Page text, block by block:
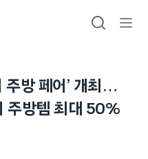
검색
주방 페어’ 개최…
주방템 최대 50%